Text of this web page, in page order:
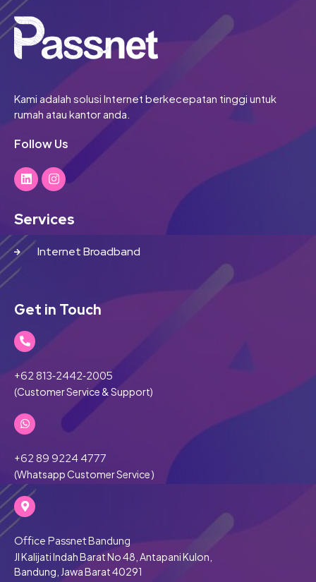
Kami adalah solusi Internet berkecepatan tinggi untuk
rumah atau kantor anda.
Follow Us
Services
Internet Broadband
Get in Touch
‪+62 813‑2442‑2005‬
(Customer Service & Support)
+62 89 9224 4777
(Whatsapp Customer Service )
Office Passnet Bandung
Jl Kalijati Indah Barat No 48, Antapani Kulon,
Bandung, Jawa Barat 40291